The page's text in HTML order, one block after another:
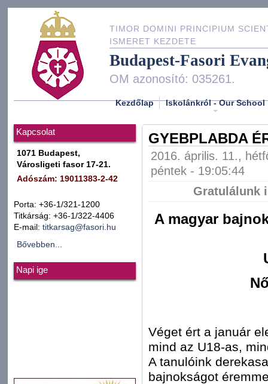
TIMOR DOMINI PRINCIPIUM
ISMERET KEZDETE
Budapest-Fasori
OM azonosító: 035261.
Kezdőlap Iskolánkról - Our School
Kapcsolat
1071 Budapest,
Városligeti fasor 17-21.
Adószám: 19011383-2-42
Porta: +36-1/321-1200
Titkárság: +36-1/322-4406
E-mail: titkarsag@fasori.hu
Bővebben...
Napi ige
GYEBPLABDA
2016. április. 11.,
péntek - 19:05:44
Gratulálunk
A magyar
Véget ért a január
mind az U18-as,
A tanulóink
bajnokságot